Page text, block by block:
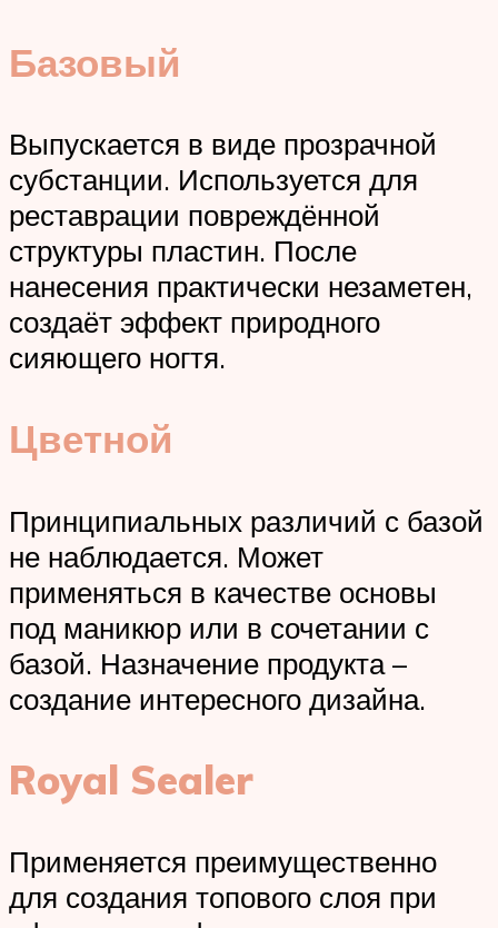
Базовый
Выпускается в виде прозрачной
субстанции. Используется для
реставрации повреждённой
структуры пластин. После
нанесения практически незаметен,
создаёт эффект природного
сияющего ногтя.
Цветной
Принципиальных различий с базой
не наблюдается. Может
применяться в качестве основы
под маникюр или в сочетании с
базой. Назначение продукта –
создание интересного дизайна.
Royal Sealer
Применяется преимущественно
для создания топового слоя при